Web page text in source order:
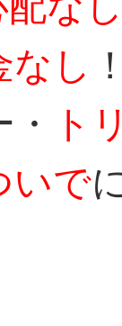
なし
ト
いで